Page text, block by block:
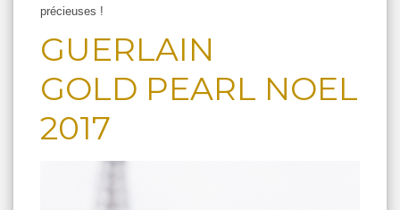
précieuses !
GUERLAIN
GOLD PEARL NOEL
2017